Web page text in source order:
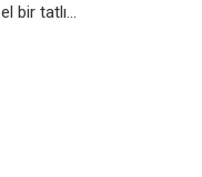
bir tatlı…